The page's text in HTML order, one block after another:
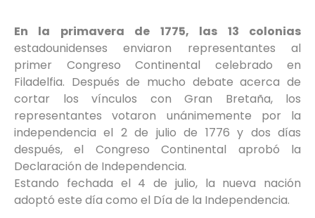
En la primavera de 1775, las 13 colonias
estadounidenses enviaron representantes al
primer Congreso Continental celebrado en
Filadelfia. Después de mucho debate acerca de
cortar los vínculos con Gran Bretaña, los
representantes votaron unánimemente por la
independencia el 2 de julio de 1776 y dos días
después, el Congreso Continental aprobó la
Declaración de Independencia.
Estando fechada el 4 de julio, la nueva nación
adoptó este día como el Día de la Independencia.